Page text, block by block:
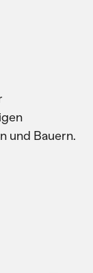
und Bauern.